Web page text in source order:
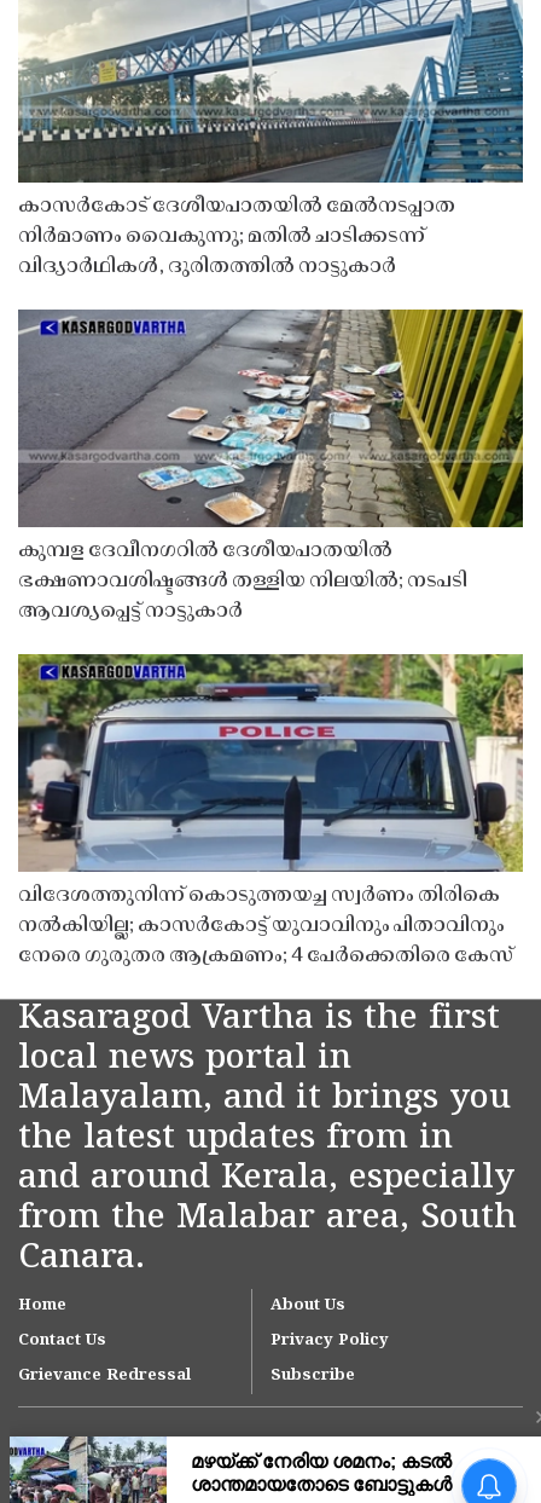
കാസർകോട് ദേശീയപാതയിൽ മേൽനടപ്പാത
നിർമാണം വൈകുന്നു; മതിൽ ചാടിക്കടന്ന്
വിദ്യാർഥികൾ, ദുരിതത്തിൽ നാട്ടുകാർ
കുമ്പള ദേവീനഗറിൽ ദേശീയപാതയിൽ
ഭക്ഷണാവശിഷ്ടങ്ങൾ തള്ളിയ നിലയിൽ; നടപടി
ആവശ്യപ്പെട്ട് നാട്ടുകാർ
വിദേശത്തുനിന്ന് കൊടുത്തയച്ച സ്വർണം തിരികെ
നൽകിയില്ല; കാസർകോട്ട് യുവാവിനും പിതാവിനും
നേരെ ഗുരുതര ആക്രമണം; 4 പേർക്കെതിരെ കേസ്
Kasaragod Vartha is the first
local news portal in
Malayalam, and it brings you
the latest updates from in
and around Kerala, especially
from the Malabar area, South
Canara.
Home
About Us
Contact Us
Privacy Policy
Grievance Redressal
Subscribe
മഴയ്ക്ക് നേരിയ ശമനം;
കടൽ ശാന്തമായതോടെ